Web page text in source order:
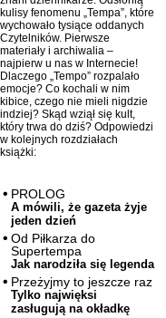
kulisy fenomenu „Tempa”, które
wychowało tysiące oddanych
Czytelników. Pierwsze
materiały i archiwalia –
najpierw u nas w Internecie!
Dlaczego „Tempo” rozpalało
emocje? Co kochali w nim
kibice, czego nie mieli nigdzie
indziej? Skąd wziął się kult,
który trwa do dziś? Odpowiedzi
w kolejnych rozdziałach
książki:
PROLOG
A mówili, że gazeta żyje
jeden dzień
Od Piłkarza do
Supertempa
Jak narodziła się legenda
Przeżyjmy to jeszcze raz
Tylko najwięksi
zasługują na okładkę